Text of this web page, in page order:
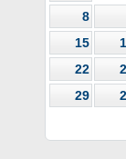
8
15
22
29